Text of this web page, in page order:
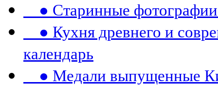
● Старинные
● Кухня древнего и
календарь
● Медали выпущенные